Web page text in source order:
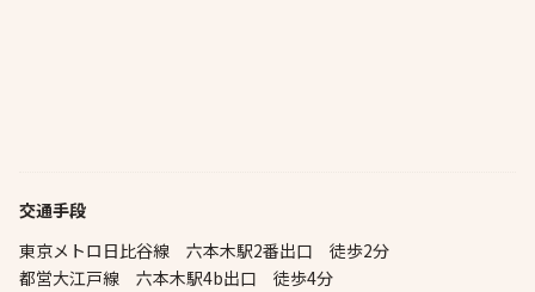
交通手段
東京メトロ日比谷線 六本木駅2番出口 徒歩2分
都営大江戸線 六本木駅4b出口 徒歩4分